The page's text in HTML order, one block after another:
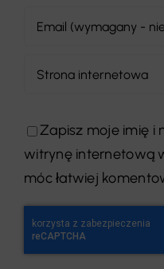
Zapisz moje imię i
witrynę internetową
móc łatwiej